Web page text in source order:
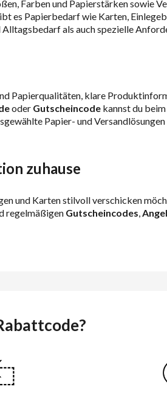
Farben und Papierstärken sowie
es Papierbedarf wie Karten,
als auch spezielle
Papierqualitäten, klare
oder Gutscheincode kannst du
Papier- und
zuhause
und Karten stilvoll verschicken
regelmäßigen Gutscheincodes